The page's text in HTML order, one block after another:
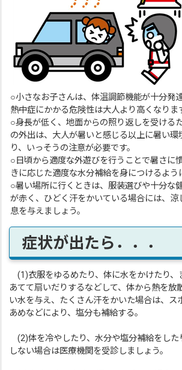
○小さなお子さんは、体温調節機能が十分発
熱中症にかかる危険性は大人より高くなりま
○身長が低く、地面からの照り返しを受ける
の外出は、大人が暑いと感じる以上に暑い環
り、いっそうの注意が必要です。
○日頃から適度な外遊びを行うことで暑さに
きに応じた適度な水分補給を身につけるよう
○暑い場所に行くときは、服装選びや十分な
が赤く、ひどく汗をかいている場合には、涼
息を与えましょう。
症状が出たら．．．
(1)衣服をゆるめたり、体に水をかけたり、
あてて扇いだりするなどして、体から熱を放
い水を与え、たくさん汗をかいた場合は、ス
あめなどにより、塩分も補給する。
(2)体を冷やしたり、水分や塩分補給をした
しない場合は医療機関を受診しましょう。